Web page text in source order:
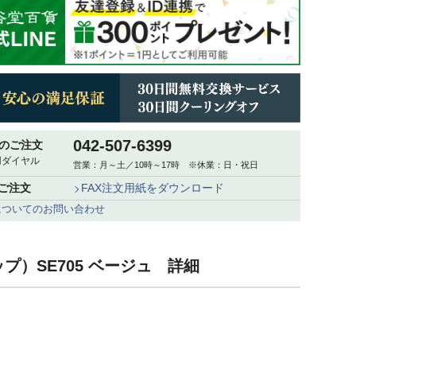
ご注文
イヤル
042-507-6399
営業：月～土／10時～17時 ※休業：日・祝日
注文 FAX注文用紙をダウンロード
いてのお問い合わせ
プ）SE705 ベージュ 詳細